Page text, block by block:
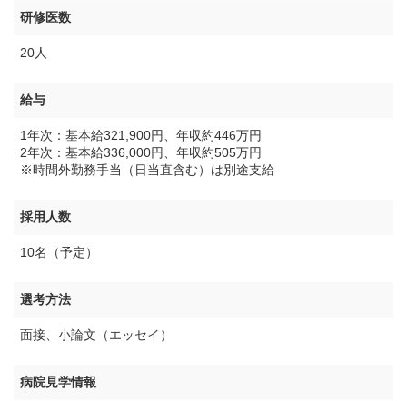
研修医数
20人
給与
1年次：基本給321,900円、年収約446万円
2年次：基本給336,000円、年収約505万円
※時間外勤務手当（日当直含む）は別途支給
採用人数
10名（予定）
選考方法
面接、小論文（エッセイ）
病院見学情報